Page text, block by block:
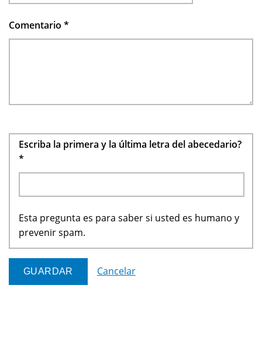
Comentario *
Escriba la primera y la última letra del abecedario?
*
Esta pregunta es para saber si usted es humano y
prevenir spam.
Cancelar